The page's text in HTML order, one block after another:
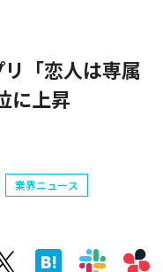
「恋人は専属
に上昇
業界ニュース